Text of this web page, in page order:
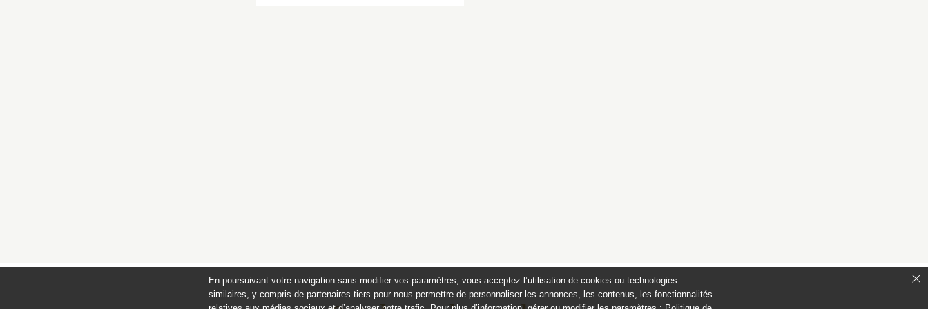
En poursuivant votre navigation sans modifier vos paramètres, vous acceptez l’utilisation de cookies ou technologies
similaires, y compris de partenaires tiers pour nous permettre de personnaliser les annonces, les contenus, les fonctionnalités